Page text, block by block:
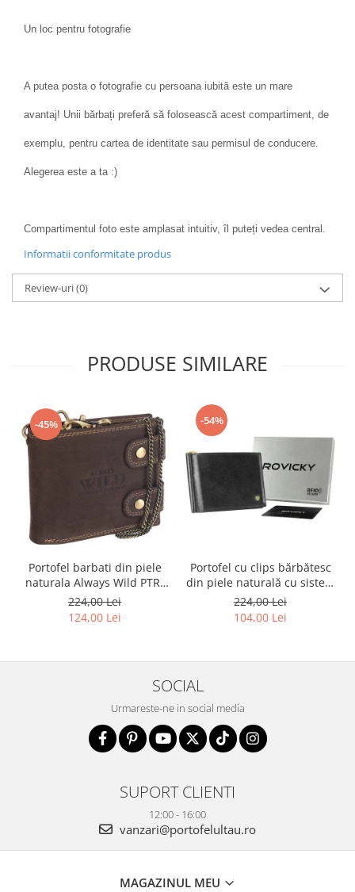
Un loc pentru fotografie
A putea posta o fotografie cu persoana iubită este un mare
avantaj! Unii bărbați preferă să folosească acest compartiment, de
exemplu, pentru cartea de identitate sau permisul de conducere.
Alegerea este a ta :)
Compartimentul foto este amplasat intuitiv, îl puteți vedea central.
Informatii conformitate produs
Review-uri(0)
PRODUSE SIMILARE
-45%
Portofel barbati din piele
naturala Always Wild PTR-
2900-BIC
224,00 Lei
124,00 Lei
-54%
Portofel cu clips bărbătesc
din piele naturală cu sistem
RFID - Rovicky PTR-N1908-
RVT-9799 BLACK
224,00 Lei
104,00 Lei
SOCIAL
Urmareste-ne in social media
SUPORT CLIENTI
12:00 - 16:00
vanzari@portofelultau.ro
MAGAZINUL MEU